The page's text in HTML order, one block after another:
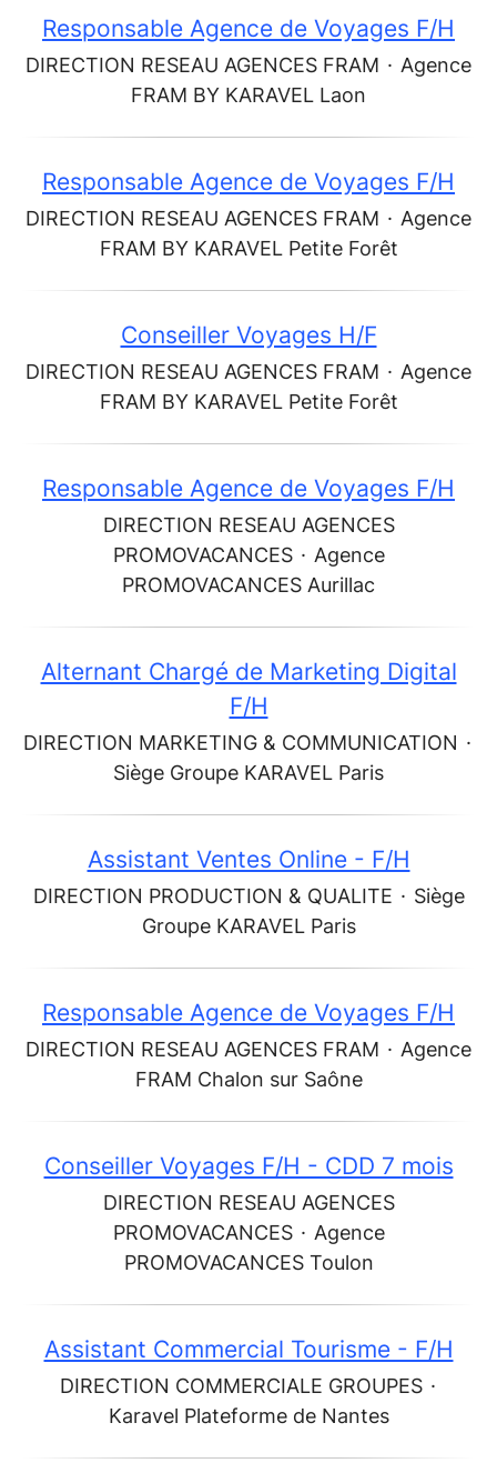
Responsable Agence de Voyages F/H
DIRECTION RESEAU AGENCES FRAM · Agence
FRAM BY KARAVEL Laon
Responsable Agence de Voyages F/H
DIRECTION RESEAU AGENCES FRAM · Agence
FRAM BY KARAVEL Petite Forêt
Conseiller Voyages H/F
DIRECTION RESEAU AGENCES FRAM · Agence
FRAM BY KARAVEL Petite Forêt
Responsable Agence de Voyages F/H
DIRECTION RESEAU AGENCES
PROMOVACANCES · Agence
PROMOVACANCES Aurillac
Alternant Chargé de Marketing Digital
F/H
DIRECTION MARKETING & COMMUNICATION ·
Siège Groupe KARAVEL Paris
Assistant Ventes Online - F/H
DIRECTION PRODUCTION & QUALITE · Siège
Groupe KARAVEL Paris
Responsable Agence de Voyages F/H
DIRECTION RESEAU AGENCES FRAM · Agence
FRAM Chalon sur Saône
Conseiller Voyages F/H - CDD 7 mois
DIRECTION RESEAU AGENCES
PROMOVACANCES · Agence
PROMOVACANCES Toulon
Assistant Commercial Tourisme - F/H
DIRECTION COMMERCIALE GROUPES ·
Karavel Plateforme de Nantes